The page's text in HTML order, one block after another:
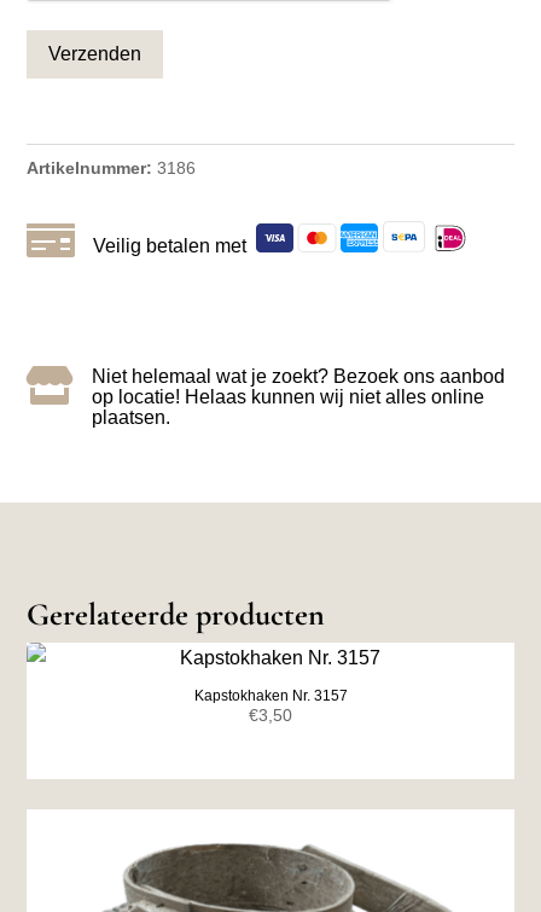
Artikelnummer: 3186
 Veilig betalen met

Niet helemaal wat je zoekt? Bezoek ons aanbod
op locatie! Helaas kunnen wij niet alles online
plaatsen.
Gerelateerde producten
Kapstokhaken Nr. 3157
€3,50